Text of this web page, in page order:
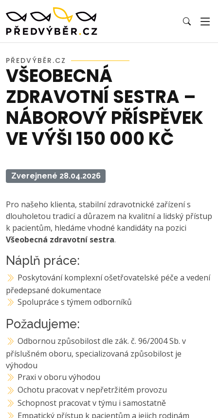
PŘEDVÝBĚR.CZ
VŠEOBECNÁ
ZDRAVOTNÍ SESTRA –
NÁBOROVÝ PŘÍSPĚVEK
VE VÝŠI 150 000 KČ
Zverejnené 28.04.2026
Pro našeho klienta, stabilní zdravotnické zařízení s
dlouholetou tradicí a důrazem na kvalitní a lidský přístup
k pacientům, hledáme vhodné kandidáty na pozici
Všeobecná zdravotní sestra.
Náplň práce:
Poskytování komplexní ošetřovatelské péče a vedení
předepsané dokumentace
Spolupráce s týmem odborníků
Požadujeme:
Odbornou způsobilost dle zák. č. 96/2004 Sb. v
příslušném oboru, specializovaná způsobilost je
výhodou
Praxi v oboru výhodou
Ochotu pracovat v nepřetržitém provozu
Schopnost pracovat v týmu i samostatně
Empatický přístup k pacientům a jejich rodinám